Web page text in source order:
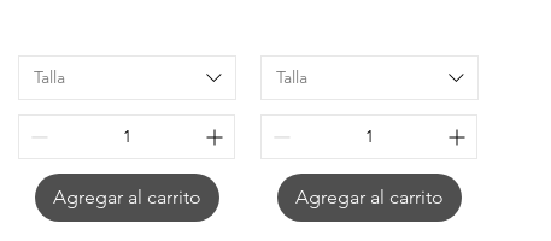
Talla
Agregar al carrito
Talla
Agregar al carrito